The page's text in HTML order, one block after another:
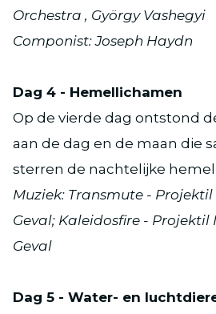
Orchestra , György Vashegyi
Componist: Joseph Haydn
Dag 4 - Hemellichamen
Op de vierde dag ontstond
aan de dag en de maan die
sterren de nachtelijke
Muziek: Transmute - Projektil
Geval; Kaleidosfire - Projektil
Geval
Dag 5 - Water- en